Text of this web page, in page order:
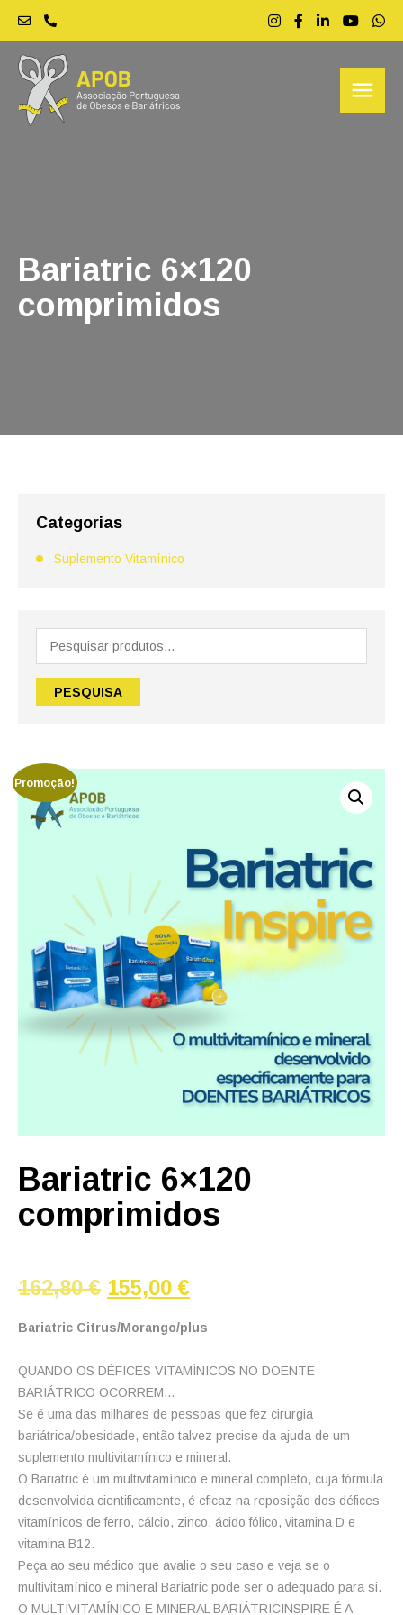
menu
Bariatric 6×120
comprimidos
Categorias
Suplemento Vitamínico
Pesquisar
por:
PESQUISA
Promoção!
Bariatric 6×120
comprimidos
162,80€ O
original
162,80 €.
155,00€O
atual
155,00 €.
Bariatric Citrus/Morango/plus
QUANDO OS DÉFICES VITAMÍNICOS NO DOENTE
BARIÁTRICO OCORREM…
Se é uma das milhares de pessoas que fez cirurgia
bariátrica/obesidade, então talvez precise da ajuda de um
suplemento multivitamínico e mineral.
O Bariatric é um multivitamínico e mineral completo, cuja fórmula
desenvolvida cientificamente, é eficaz na reposição dos défices
vitamínicos de ferro, cálcio, zinco, ácido fólico, vitamina D e
vitamina B12.
Peça ao seu médico que avalie o seu caso e veja se o
multivitamínico e mineral Bariatric pode ser o adequado para si.
O MULTIVITAMÍNICO E MINERAL BARIÁTRICINSPIRE É A